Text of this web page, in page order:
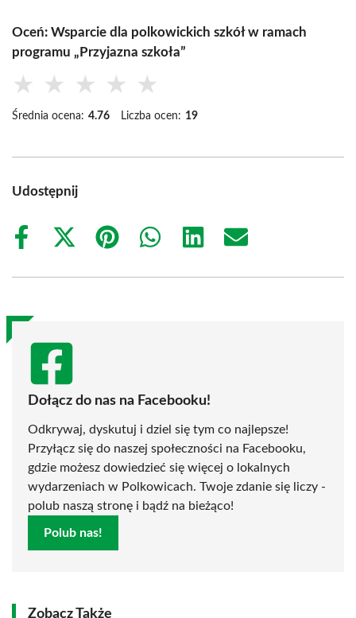
Oceń: Wsparcie dla polkowickich szkół w ramach
programu „Przyjazna szkoła”
★ ★ ★ ★ ★
Średnia ocena: 4.76 Liczba ocen: 19
Udostępnij
Share
Share
(Twitter)
Share
Share
Share
Share
Dołącz do nas na Facebooku!
Odkrywaj, dyskutuj i dziel się tym co najlepsze!
Przyłącz się do naszej społeczności na Facebooku,
gdzie możesz dowiedzieć się więcej o lokalnych
wydarzeniach w Polkowicach. Twoje zdanie się liczy -
polub naszą stronę i bądź na bieżąco!
Polub nas!
Zobacz Także